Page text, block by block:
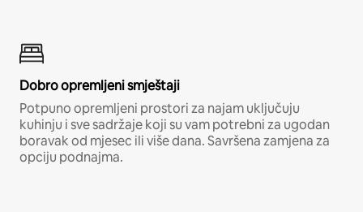
Dobro opremljeni smještaji
Potpuno opremljeni prostori za najam uključuju
kuhinju i sve sadržaje koji su vam potrebni za ugodan
boravak od mjesec ili više dana. Savršena zamjena za
opciju podnajma.